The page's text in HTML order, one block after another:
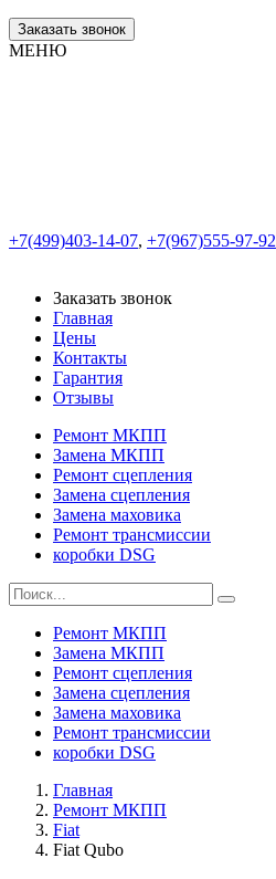
Заказать звонок
МЕНЮ
+7(499)403-14-07, +7(967)555-97-92
Заказать звонок
Главная
Цены
Контакты
Гарантия
Отзывы
Ремонт МКПП
Замена МКПП
Ремонт сцепления
Замена сцепления
Замена маховика
Ремонт трансмиссии
коробки DSG
Ремонт МКПП
Замена МКПП
Ремонт сцепления
Замена сцепления
Замена маховика
Ремонт трансмиссии
коробки DSG
Главная
Ремонт МКПП
Fiat
Fiat Qubo